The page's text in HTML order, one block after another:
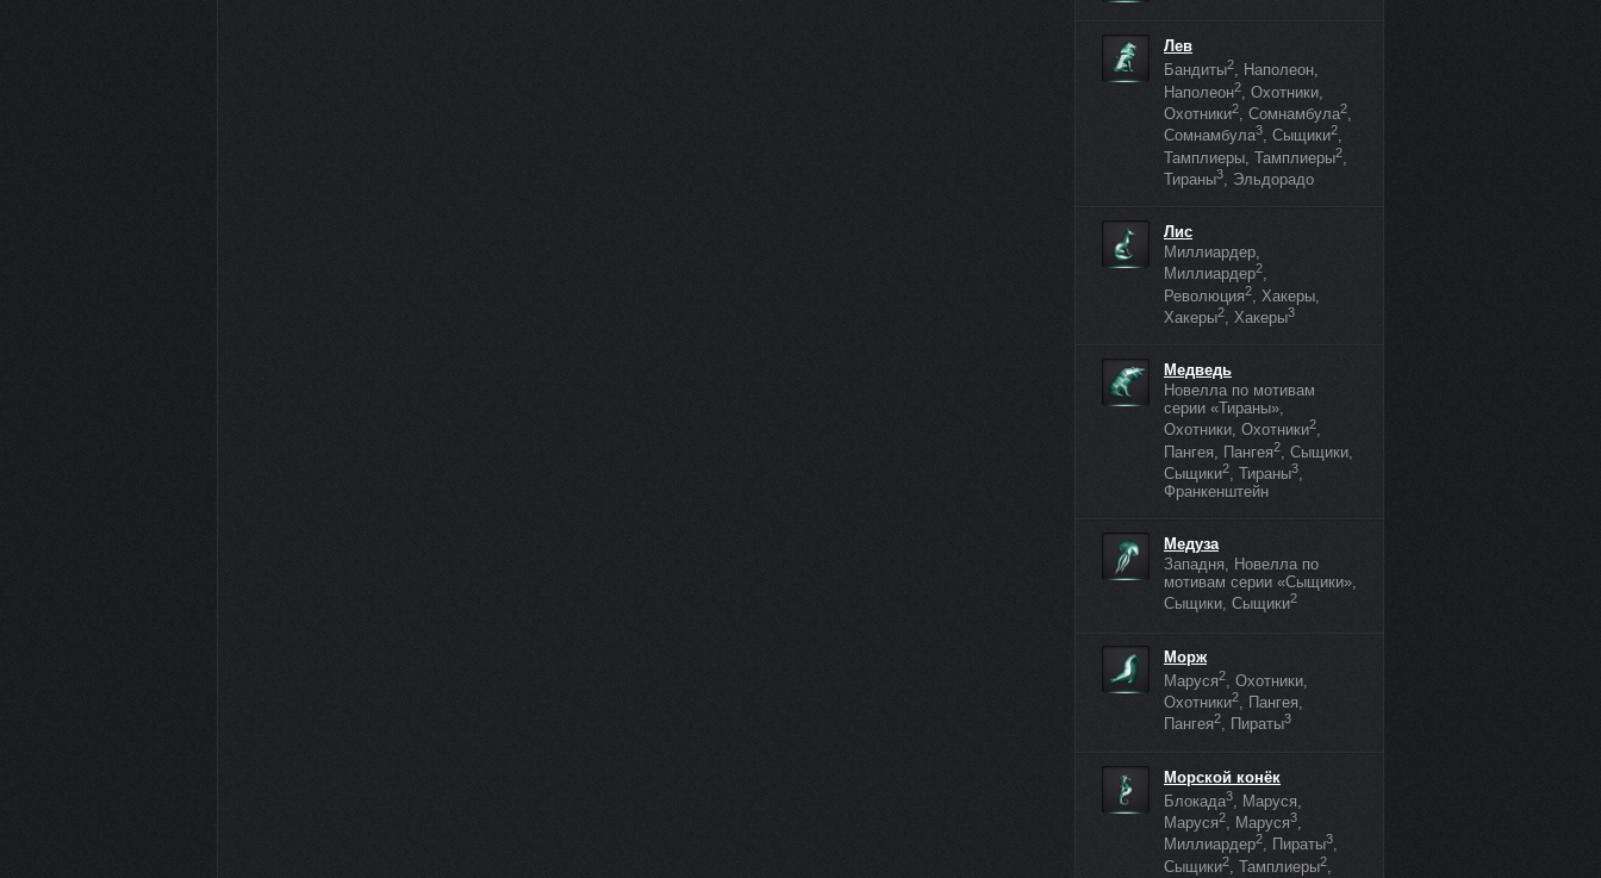
Лев
Бандиты2, Наполеон,
Наполеон2, Охотники,
Охотники2, Сомнамбула2,
Сомнамбула3, Сыщики2,
Тамплиеры, Тамплиеры2,
Тираны3, Эльдорадо
Лис
Миллиардер,
Миллиардер2,
Революция2, Хакеры,
Хакеры2, Хакеры3
Медведь
Новелла по мотивам
серии «Тираны»,
Охотники, Охотники2,
Пангея, Пангея2, Сыщики,
Сыщики2, Тираны3,
Франкенштейн
Медуза
Западня, Новелла по
мотивам серии «Сыщики»,
Сыщики, Сыщики2
Морж
Маруся2, Охотники,
Охотники2, Пангея,
Пангея2, Пираты3
Морской конёк
Блокада3, Маруся,
Маруся2, Маруся3,
Миллиардер2, Пираты3,
Сыщики2, Тамплиеры2,